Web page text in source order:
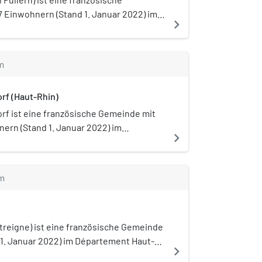
Einwohnern (Stand 1. Januar 2022) im
navigate_next
(Haut-Rhin)
ist eine französische Gemeinde mit
(Stand 1. Januar 2022) im
und ist Mitglied des
navigate_next
ist eine französische Gemeinde
Januar 2022) im Département Haut-
navigate_next